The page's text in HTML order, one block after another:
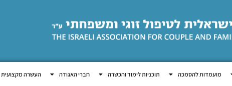
מועמדות להסמכה תוכניות לימוד והכשרה חברי האגודה העשרה מקצועית